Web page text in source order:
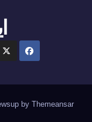
by Themeansar